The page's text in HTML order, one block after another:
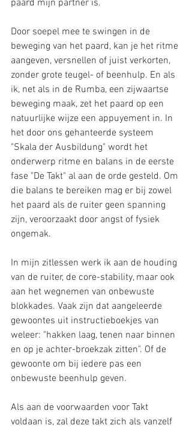
paard mijn partner is.
Door soepel mee te swingen in de
beweging van het paard, kan je het ritme
aangeven, versnellen of juist verkorten,
zonder grote teugel- of beenhulp. En als
ik, net als in de Rumba, een zijwaartse
beweging maak, zet het paard op een
natuurlijke wijze een appuyement in. In
het door ons gehanteerde systeem
"Skala der Ausbildung" wordt het
onderwerp ritme en balans in de eerste
fase "De Takt" al aan de orde gesteld. Om
die balans te bereiken mag er bij zowel
het paard als de ruiter geen spanning
zijn, veroorzaakt door angst of fysiek
ongemak.
In mijn zitlessen werk ik aan de houding
van de ruiter, de core-stability, maar ook
aan het wegnemen van onbewuste
blokkades. Vaak zijn dat aangeleerde
gewoontes uit instructieboekjes van
weleer: "hakken laag, tenen naar binnen
en op je achter-broekzak zitten". Of de
gewoonte om bij iedere pas een
onbewuste beenhulp geven.
Als aan de voorwaarden voor Takt
voldaan is, zal deze takt zich als vanzelf